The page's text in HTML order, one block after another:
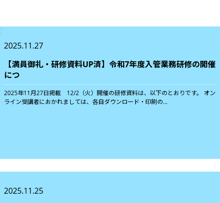
2025.11.27
【満員御礼・研修資料UP済】令和7年度入管業務研修の開催
につ
2025年11月27日掲載 12/2（火）開催の研修資料は、以下のとおりです。 オン
ライン受講者におかれましては、各自ダウンロード・印刷の...
2025.11.25